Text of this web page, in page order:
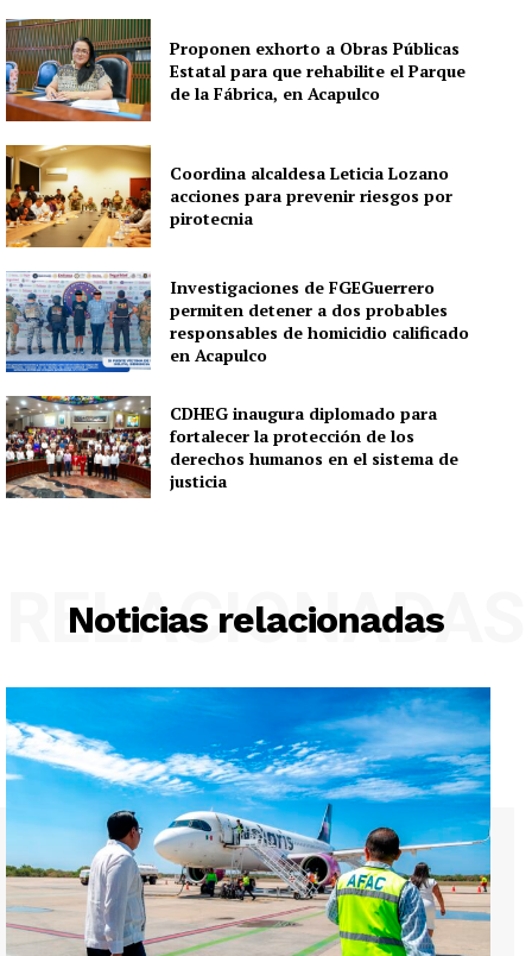
Proponen exhorto a Obras Públicas
Estatal para que rehabilite el Parque
de la Fábrica, en Acapulco
Coordina alcaldesa Leticia Lozano
acciones para prevenir riesgos por
pirotecnia
Investigaciones de FGEGuerrero
permiten detener a dos probables
responsables de homicidio calificado
en Acapulco
CDHEG inaugura diplomado para
fortalecer la protección de los
derechos humanos en el sistema de
justicia
Noticias relacionadas
RELACIONADAS